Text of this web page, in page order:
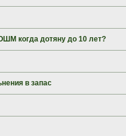
когда дотяну до 10 лет?
в запас